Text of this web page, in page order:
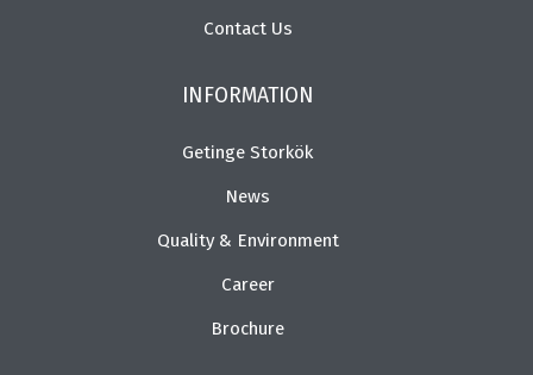
Contact Us
INFORMATION
Getinge Storkök
News
Quality & Environment
Career
Brochure